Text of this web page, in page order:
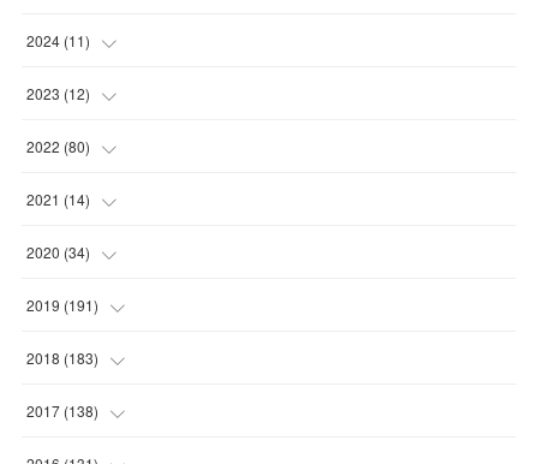
(30 )
(23
(10
(2
(9
(7
(3
2024 (11)
(1
(5
(5
2023 (12)
(5
(7
2022 (80)
(17 )
(8
(7)
(14
2021 (14)
(1
(6)
(2)
(5)
2020 (34)
(1)
(3)
(4)
(6)
2019 (191)
(4)
(9)
(15
2018 (183)
(11
2017 (138)